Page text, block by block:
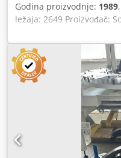
Godina proizvodnje: 1989
ležaja: 2649 Proizvođač:
građevinarstva: 1989
prečnik alata: Ø 6 - 300
Merljiva dužina alata: 40
Dodatna oprema: 1x
zamenljiva utičnica ISO
Test mandrel ISO 50
Težina: oko. 0.3 t